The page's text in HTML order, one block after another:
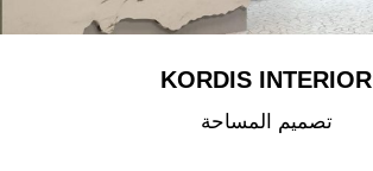
KORDIS INTERIOR
تصميم المساحة